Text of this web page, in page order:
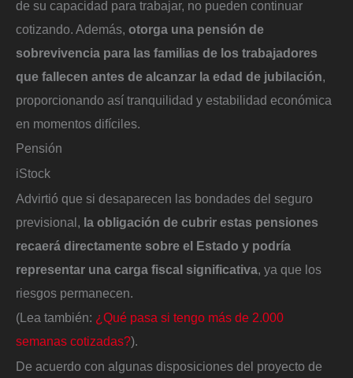
de su capacidad para trabajar, no pueden continuar
cotizando. Además, otorga una pensión de
sobrevivencia para las familias de los trabajadores
que fallecen antes de alcanzar la edad de jubilación,
proporcionando así tranquilidad y estabilidad económica
en momentos difíciles.
Pensión
iStock
Advirtió que si desaparecen las bondades del seguro
previsional, la obligación de cubrir estas pensiones
recaerá directamente sobre el Estado y podría
representar una carga fiscal significativa, ya que los
riesgos permanecen.
(Lea también: ¿Qué pasa si tengo más de 2.000
semanas cotizadas?).
De acuerdo con algunas disposiciones del proyecto de